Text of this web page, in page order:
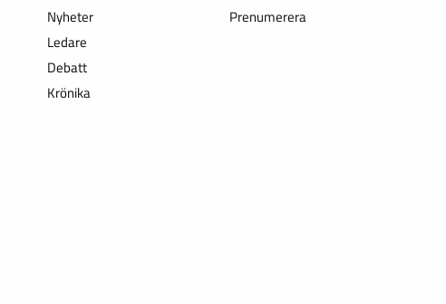
Nyheter
Ledare
Debatt
Krönika
Prenumerera